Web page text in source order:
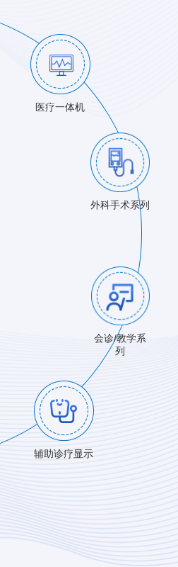
医疗一体机
外科手术系列
会诊/教学系
列
辅助诊疗显示